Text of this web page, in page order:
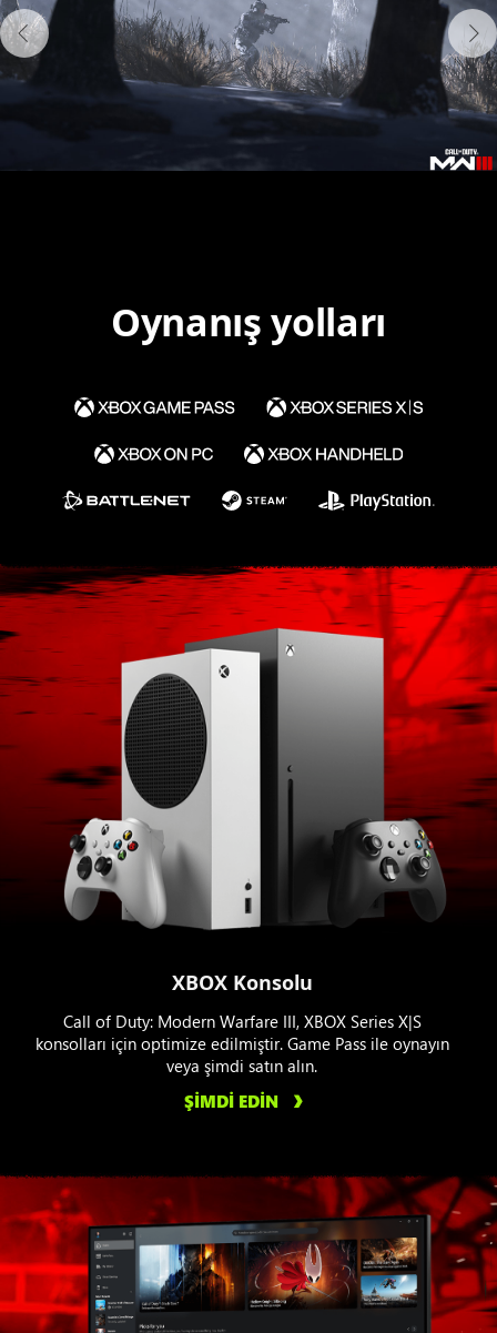
Oynanış yolları
XBOX Konsolu
Call of Duty: Modern Warfare III, XBOX Series X|S
konsolları için optimize edilmiştir. Game Pass ile oynayın
veya şimdi satın alın.
ŞİMDİ EDİN